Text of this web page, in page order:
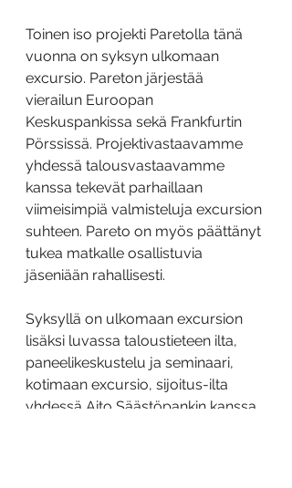
Toinen iso projekti Paretolla tänä
vuonna on syksyn ulkomaan
excursio. Pareton järjestää
vierailun Euroopan
Keskuspankissa sekä Frankfurtin
Pörssissä. Projektivastaavamme
yhdessä talousvastaavamme
kanssa tekevät parhaillaan
viimeisimpiä valmisteluja excursion
suhteen. Pareto on myös päättänyt
tukea matkalle osallistuvia
jäseniään rahallisesti.
Syksyllä on ulkomaan excursion
lisäksi luvassa taloustieteen ilta,
paneelikeskustelu ja seminaari,
kotimaan excursio, sijoitus-ilta
yhdessä Aito Säästöpankin kanssa